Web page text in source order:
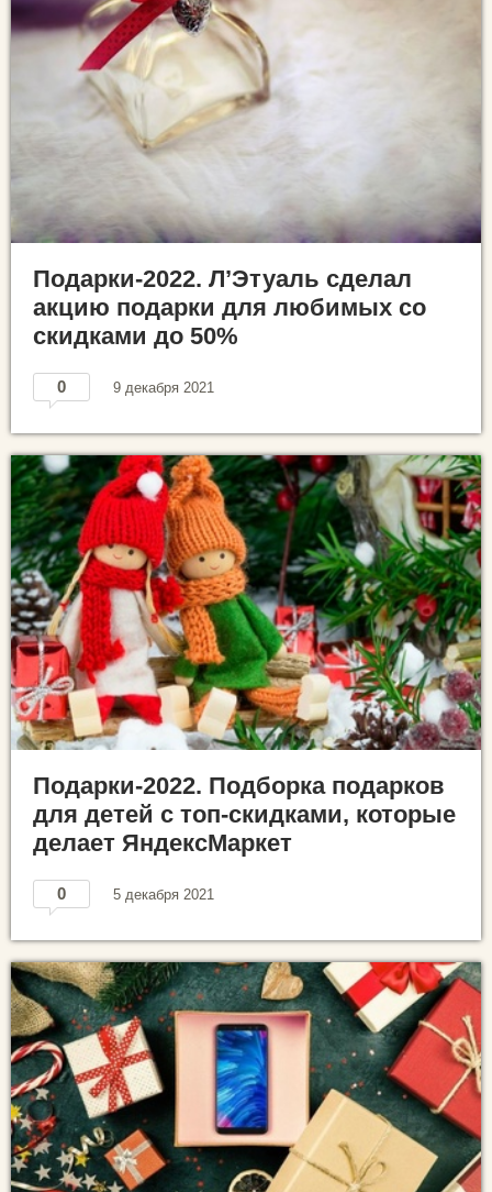
Подарки-2022. Л’Этуаль сделал
акцию подарки для любимых со
скидками до 50%
0 9 декабря 2021
Подарки-2022. Подборка подарков
для детей с топ-скидками, которые
делает ЯндексМаркет
0 5 декабря 2021